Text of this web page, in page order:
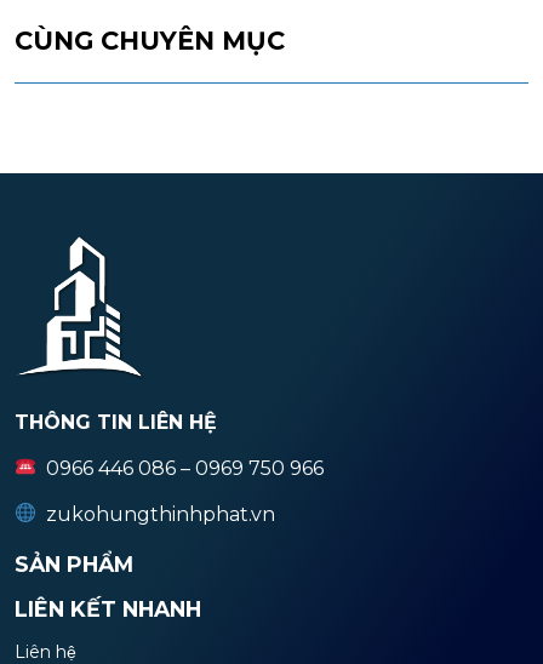
CÙNG CHUYÊN MỤC
THÔNG TIN LIÊN HỆ
0966 446 086 – 0969 750 966
zukohungthinhphat.vn
SẢN PHẨM
LIÊN KẾT NHANH
Liên hệ